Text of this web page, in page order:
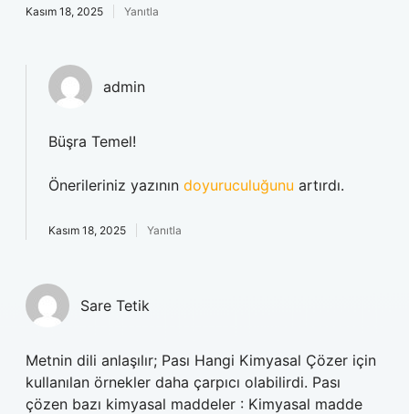
Kasım 18, 2025 Yanıtla
admin
Büşra Temel!
Önerileriniz yazının doyuruculuğunu artırdı.
Kasım 18, 2025 Yanıtla
Sare Tetik
Metnin dili anlaşılır; Pası Hangi Kimyasal Çözer için
kullanılan örnekler daha çarpıcı olabilirdi. Pası
çözen bazı kimyasal maddeler : Kimyasal madde